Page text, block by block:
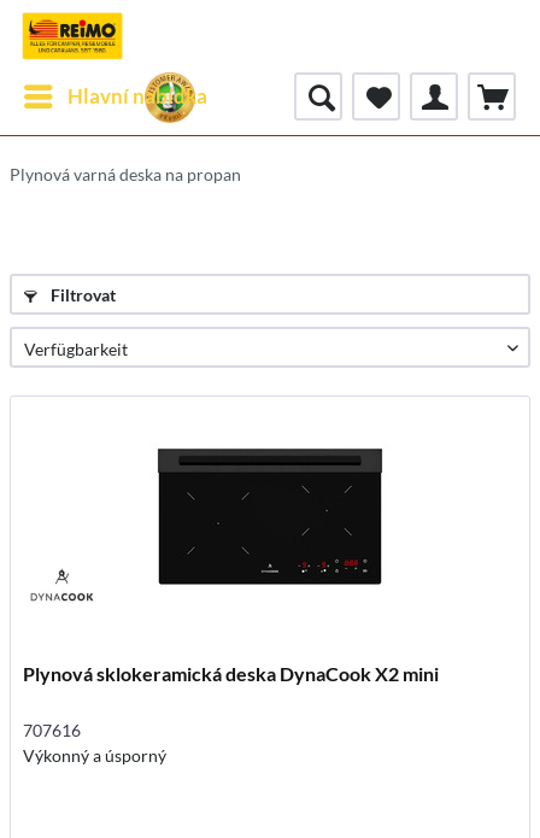
Hlavní nabídka
Plynová varná deska na propan
Filtrovat
Plynová sklokeramická deska DynaCook X2 mini
707616
Výkonný a úsporný